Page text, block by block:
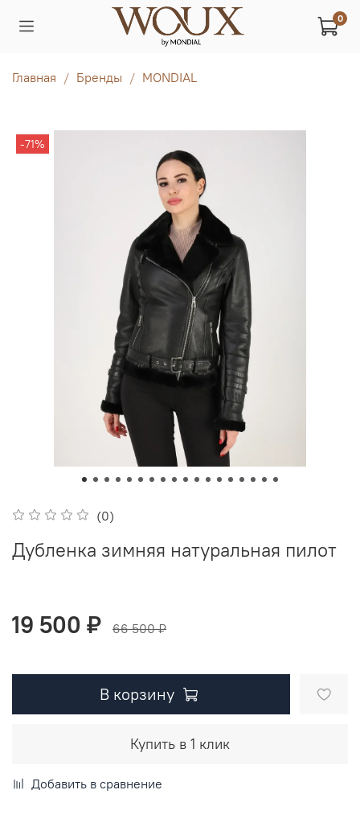
0
Главная Бренды MONDIAL
-71%
(0)
Дубленка зимняя натуральная пилот
19 500 ₽ 66 500 ₽
В корзину
Купить в 1 клик
Добавить в сравнение